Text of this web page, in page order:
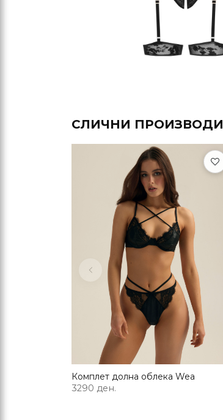
СЛИЧНИ ПРОИЗВОДИ
Комплет долна облека Wea
3290 ден.
Previous